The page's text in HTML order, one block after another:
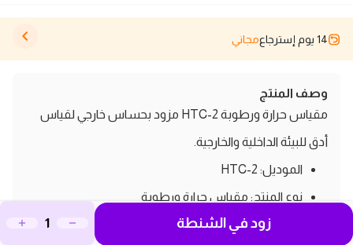
14 يوم إسترجاع مجاني
وصف المنتج
مقياس حرارة ورطوبة HTC-2 مزود بحساس خارجي لقياس
أدق للبيئة الداخلية والخارجية.
الموديل: HTC-2
نوع المنتج: مقياس حرارة ورطوبة
الخامة: بلاستيك
زود في الشنطة